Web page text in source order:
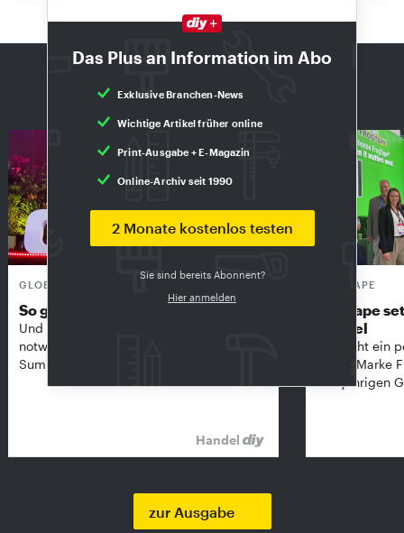
Das Plus an Information im Abo
Exklusive Branchen-News
Wichtige Artikel früher online
Print-Ausgabe + E-Magazin
Online-Archiv seit 1990
2 Monate kostenlos testen
Sie sind bereits Abonnent?
Hier anmelden
Exklusiv für Abonnenten
GLOBAL DIY-SUMMIT
So groß wie nie
Und in unsicheren Zeiten vielleicht so
notwendig wie nie: Der Global DIY-
Summit in Amsterdam …
Handel
FROGTAPE
Frogtape
Handel
Kip zieht ein
seiner Marke
diesjährigen
zur Ausgabe